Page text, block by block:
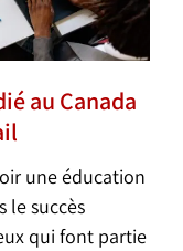
au Canada
une éducation
le succès
qui font partie